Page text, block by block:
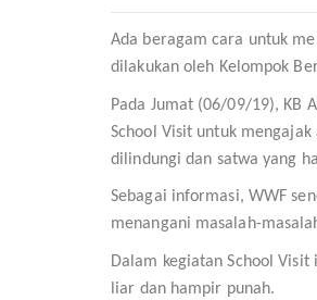
Ada beragam cara untuk
dilakukan oleh Kelompok
Pada Jumat (06/09/19), KB
School Visit untuk
dilindungi dan satwa yang
Sebagai informasi, WWF
menangani masalah-
Dalam kegiatan School
liar dan hampir punah.